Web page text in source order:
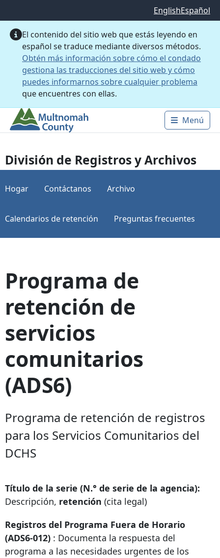
EnglishEspañol
El contenido del sitio web que estás leyendo en
español se traduce mediante diversos métodos.
Obtén más información sobre cómo el condado
gestiona las traducciones del sitio web y cómo
puedes informarnos sobre cualquier problema
que encuentres con ellas.
Main
Menú
División de Registros y Archivos
Hogar Contáctanos Archivo
Calendarios de retención Preguntas frecuentes
Programa de
retención de
servicios
comunitarios
(ADS6)
Programa de retención de registros
para los Servicios Comunitarios del
DCHS
Título de la serie (N.° de serie de la agencia):
Descripción, retención (cita legal)
Registros del Programa Fuera de Horario
(ADS6-012) : Documenta la respuesta del
programa a las necesidades urgentes de los